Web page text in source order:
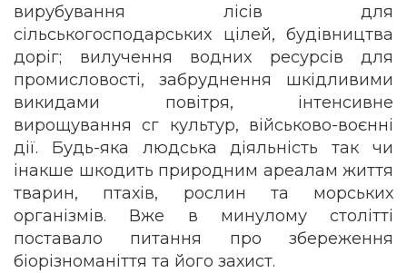
вирубування лісів для
сільськогосподарських цілей, будівництва
доріг; вилучення водних ресурсів для
промисловості, забруднення шкідливими
викидами повітря, інтенсивне
вирощування сг культур, військово-воєнні
дії. Будь-яка людська діяльність так чи
інакше шкодить природним ареалам життя
тварин, птахів, рослин та морських
організмів. Вже в минулому столітті
поставало питання про збереження
біорізноманіття та його захист.